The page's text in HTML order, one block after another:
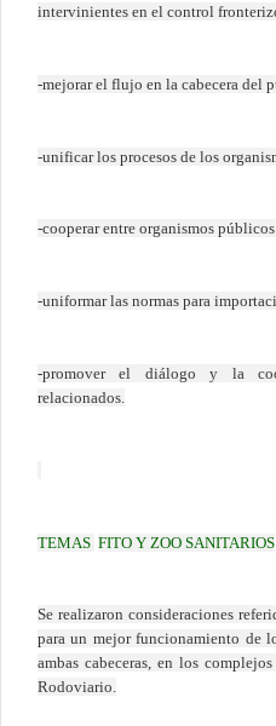
intervinientes en el control
-mejorar el flujo en la cabecera del
-unificar los procesos de los
-cooperar entre organismos
-uniformar las normas para
-promover el diálogo y la
relacionados.
TEMAS FITO Y ZOO SANITARIOS
Se realizaron consideraciones
para un mejor funcionamiento de
ambas cabeceras, en los
Rodoviario.